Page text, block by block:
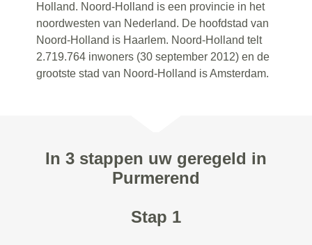
Holland. Noord-Holland is een provincie in het
noordwesten van Nederland. De hoofdstad van
Noord-Holland is Haarlem. Noord-Holland telt
2.719.764 inwoners (30 september 2012) en de
grootste stad van Noord-Holland is Amsterdam.
In 3 stappen uw geregeld in
Purmerend
Stap 1